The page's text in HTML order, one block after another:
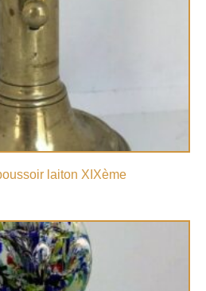
laiton XIXème